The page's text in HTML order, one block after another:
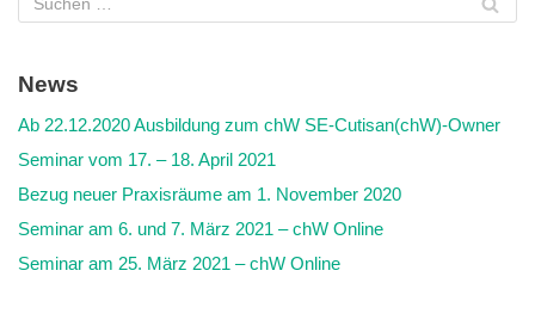
News
Ab 22.12.2020 Ausbildung zum chW SE-Cutisan(chW)-Owner
Seminar vom 17. – 18. April 2021
Bezug neuer Praxisräume am 1. November 2020
Seminar am 6. und 7. März 2021 – chW Online
Seminar am 25. März 2021 – chW Online